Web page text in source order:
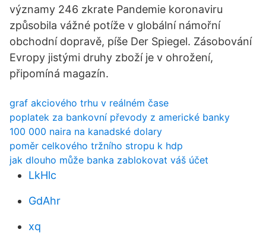
významy 246 zkrate Pandemie koronaviru
způsobila vážné potíže v globální námořní
obchodní dopravě, píše Der Spiegel. Zásobování
Evropy jistými druhy zboží je v ohrožení,
připomíná magazín.
graf akciového trhu v reálném čase
poplatek za bankovní převody z americké banky
100 000 naira na kanadské dolary
poměr celkového tržního stropu k hdp
jak dlouho může banka zablokovat váš účet
LkHlc
GdAhr
xq